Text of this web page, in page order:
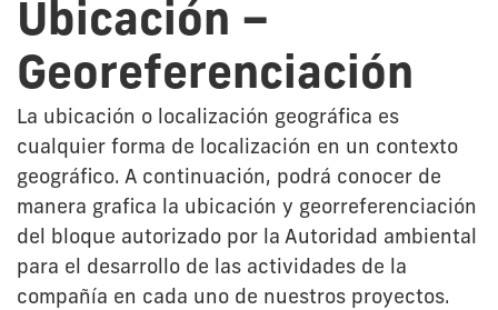
Ubicación –
Georeferenciación
La ubicación o localización geográfica es
cualquier forma de localización en un contexto
geográfico. A continuación, podrá conocer de
manera grafica la ubicación y georreferenciación
del bloque autorizado por la Autoridad ambiental
para el desarrollo de las actividades de la
compañía en cada uno de nuestros proyectos.